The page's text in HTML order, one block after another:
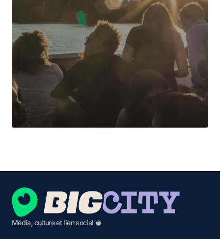
Média, culture et lien social 🥥